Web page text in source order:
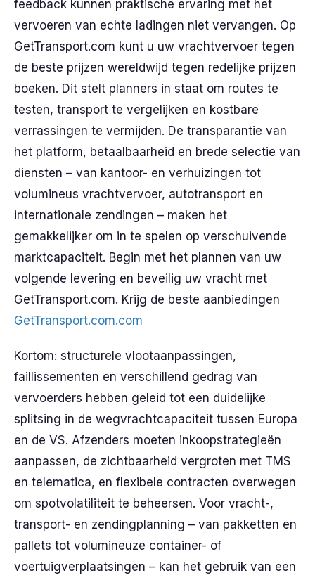
feedback kunnen praktische ervaring met het
vervoeren van echte ladingen niet vervangen. Op
GetTransport.com kunt u uw vrachtvervoer tegen
de beste prijzen wereldwijd tegen redelijke prijzen
boeken. Dit stelt planners in staat om routes te
testen, transport te vergelijken en kostbare
verrassingen te vermijden. De transparantie van
het platform, betaalbaarheid en brede selectie van
diensten – van kantoor- en verhuizingen tot
volumineus vrachtvervoer, autotransport en
internationale zendingen – maken het
gemakkelijker om in te spelen op verschuivende
marktcapaciteit. Begin met het plannen van uw
volgende levering en beveilig uw vracht met
GetTransport.com. Krijg de beste aanbiedingen
GetTransport.com.com
Kortom: structurele vlootaanpassingen,
faillissementen en verschillend gedrag van
vervoerders hebben geleid tot een duidelijke
splitsing in de wegvrachtcapaciteit tussen Europa
en de VS. Afzenders moeten inkoopstrategieën
aanpassen, de zichtbaarheid vergroten met TMS
en telematica, en flexibele contracten overwegen
om spotvolatiliteit te beheersen. Voor vracht-,
transport- en zendingplanning – van pakketten en
pallets tot volumineuze container- of
voertuigverplaatsingen – kan het gebruik van een